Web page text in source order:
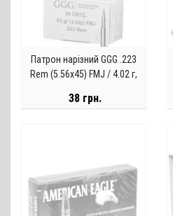
Патрон нарізний GGG .223
Rem (5.56х45) FMJ / 4.02 г,
38 грн.